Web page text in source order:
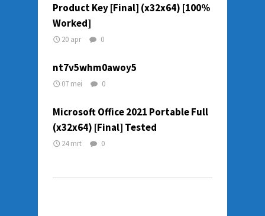
Product Key [Final] (x32x64) [100%
Worked]
20 apr 0
nt7v5whm0awoy5
07 mei 0
Microsoft Office 2021 Portable Full
(x32x64) [Final] Tested
24 mrt 0